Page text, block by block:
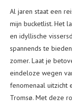
Al jaren staat een
mijn bucketlist. Het
en idyllische
spannends te
zomer. Laat je
eindeloze wegen
fenomenaal uitzicht
Tromsø. Met deze